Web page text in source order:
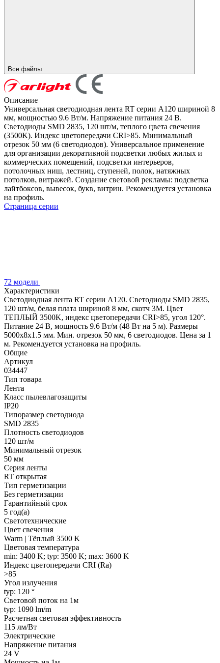
Все файлы
Описание
Универсальная светодиодная лента RT серии A120 шириной 8
мм, мощностью 9.6 Вт/м. Напряжение питания 24 В.
Светодиоды SMD 2835, 120 шт/м, теплого цвета свечения
(3500K). Индекс цветопередачи CRI>85. Минимальный
отрезок 50 мм (6 светодиодов). Универсальное применение
для организации декоративной подсветки любых жилых и
коммерческих помещений, подсветки интерьеров,
потолочных ниш, лестниц, ступеней, полок, натяжных
потолков, витражей. Создание световой рекламы: подсветка
лайтбоксов, вывесок, букв, витрин. Рекомендуется установка
на профиль.
Страница серии
72 модели
Характеристики
Светодиодная лента RT серии A120. Светодиоды SMD 2835,
120 шт/м, белая плата шириной 8 мм, скотч 3M. Цвет
ТЕПЛЫЙ 3500K, индекс цветопередачи CRI>85, угол 120°.
Питание 24 В, мощность 9.6 Вт/м (48 Вт на 5 м). Размеры
5000x8x1.5 мм. Мин. отрезок 50 мм, 6 светодиодов. Цена за 1
м. Рекомендуется установка на профиль.
Общие
Артикул
034447
Тип товара
Лента
Класс пылевлагозащиты
IP20
Типоразмер светодиода
SMD 2835
Плотность светодиодов
120 шт/м
Минимальный отрезок
50 мм
Серия ленты
RT открытая
Тип герметизации
Без герметизации
Гарантийный срок
5 год(а)
Светотехнические
Цвет свечения
Warm | Тёплый 3500 K
Цветовая температура
min: 3400 K; typ: 3500 K; max: 3600 K
Индекс цветопередачи CRI (Ra)
>85
Угол излучения
typ: 120 °
Световой поток на 1м
typ: 1090 lm/m
Расчетная световая эффективность
115 лм/Вт
Электрические
Напряжение питания
24 V